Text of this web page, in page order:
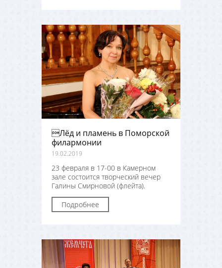
Лёд и пламень в Поморской
филармонии
19.02.2019
23 февраля в 17-00 в Камерном
зале состоится творческий вечер
Галины Смирновой (флейта).
Подробнее